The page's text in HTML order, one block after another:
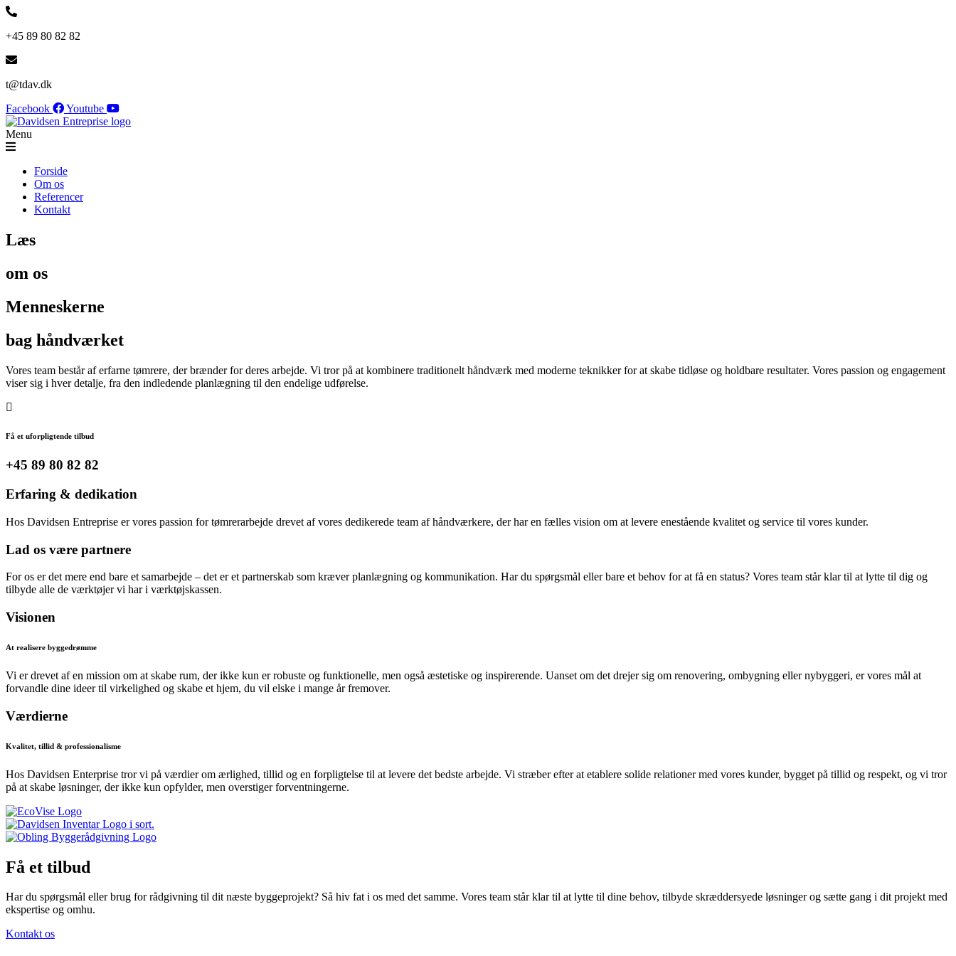
+45 89 80 82 82
t@tdav.dk
Facebook
Youtube
Menu
Forside
Om os
Referencer
Kontakt
Læs
om os
Menneskerne
bag håndværket
Vores team består af erfarne tømrere, der brænder for deres arbejde. Vi tror på at kombinere traditionelt håndværk med moderne teknikker for at skabe tidløse og holdbare resultater. Vores passion og engagement
viser sig i hver detalje, fra den indledende planlægning til den endelige udførelse.
Få et uforpligtende tilbud
+45 89 80 82 82
Erfaring & dedikation
Hos Davidsen Entreprise er vores passion for tømrerarbejde drevet af vores dedikerede team af håndværkere, der har en fælles vision om at levere enestående kvalitet og service til vores kunder.
Lad os være partnere
For os er det mere end bare et samarbejde – det er et partnerskab som kræver planlægning og kommunikation. Har du spørgsmål eller bare et behov for at få en status? Vores team står klar til at lytte til dig og
tilbyde alle de værktøjer vi har i værktøjskassen.
Visionen
At realisere byggedrømme
Vi er drevet af en mission om at skabe rum, der ikke kun er robuste og funktionelle, men også æstetiske og inspirerende. Uanset om det drejer sig om renovering, ombygning eller nybyggeri, er vores mål at
forvandle dine ideer til virkelighed og skabe et hjem, du vil elske i mange år fremover.
Værdierne
Kvalitet, tillid & professionalisme
Hos Davidsen Enterprise tror vi på værdier om ærlighed, tillid og en forpligtelse til at levere det bedste arbejde. Vi stræber efter at etablere solide relationer med vores kunder, bygget på tillid og respekt, og vi tror
på at skabe løsninger, der ikke kun opfylder, men overstiger forventningerne.
Få et tilbud
Har du spørgsmål eller brug for rådgivning til dit næste byggeprojekt? Så hiv fat i os med det samme. Vores team står klar til at lytte til dine behov, tilbyde skræddersyede løsninger og sætte gang i dit projekt med
ekspertise og omhu.
Kontakt os